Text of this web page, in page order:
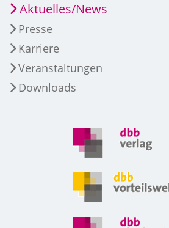
Aktuelles/News
Presse
Karriere
Veranstaltungen
Downloads